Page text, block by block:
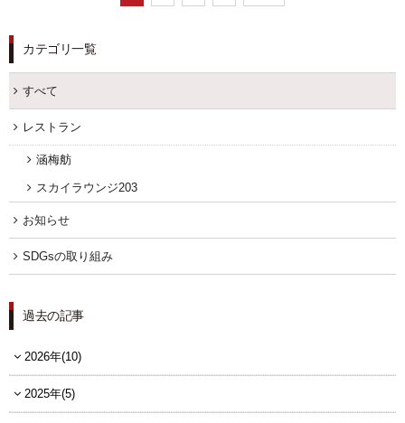
カテゴリ一覧
すべて
レストラン
涵梅舫
スカイラウンジ203
お知らせ
SDGsの取り組み
過去の記事
2026年(10)
2025年(5)